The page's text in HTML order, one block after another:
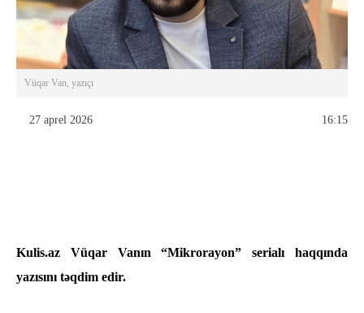
Vüqar Van, yazıçı
27 aprel 2026 16:15
Kulis.az Vüqar Vanın “Mikrorayon” serialı haqqında
yazısını təqdim edir.